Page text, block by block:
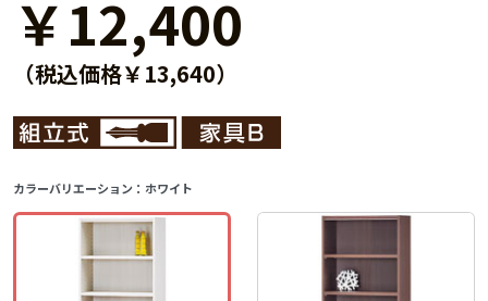
￥12,400
（税込価格￥13,640）
カラーバリエーション： ホワイト